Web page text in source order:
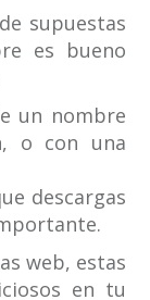
supuestas
es bueno
un nombre
o con una
descargas
web, estas
en tu